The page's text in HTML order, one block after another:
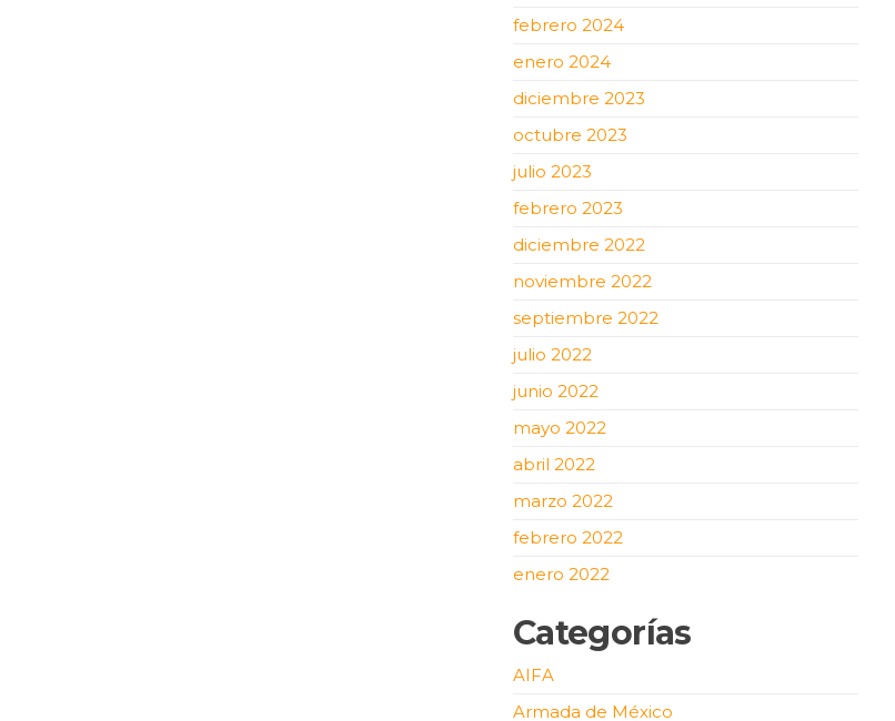
febrero 2024
enero 2024
diciembre 2023
octubre 2023
julio 2023
febrero 2023
diciembre 2022
noviembre 2022
septiembre 2022
julio 2022
junio 2022
mayo 2022
abril 2022
marzo 2022
febrero 2022
enero 2022
Categorías
AIFA
Armada de México